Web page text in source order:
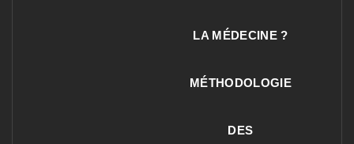
LA MÉDECINE ?
MÉTHODOLOGIE
DES